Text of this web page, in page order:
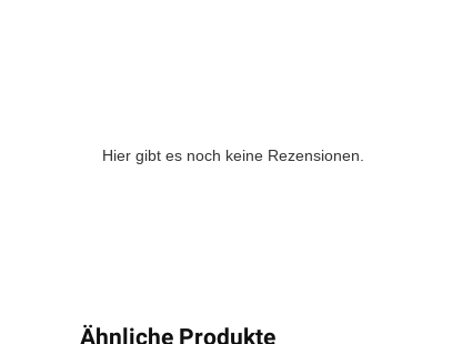
Hier gibt es noch keine Rezensionen.
Ähnliche Produkte